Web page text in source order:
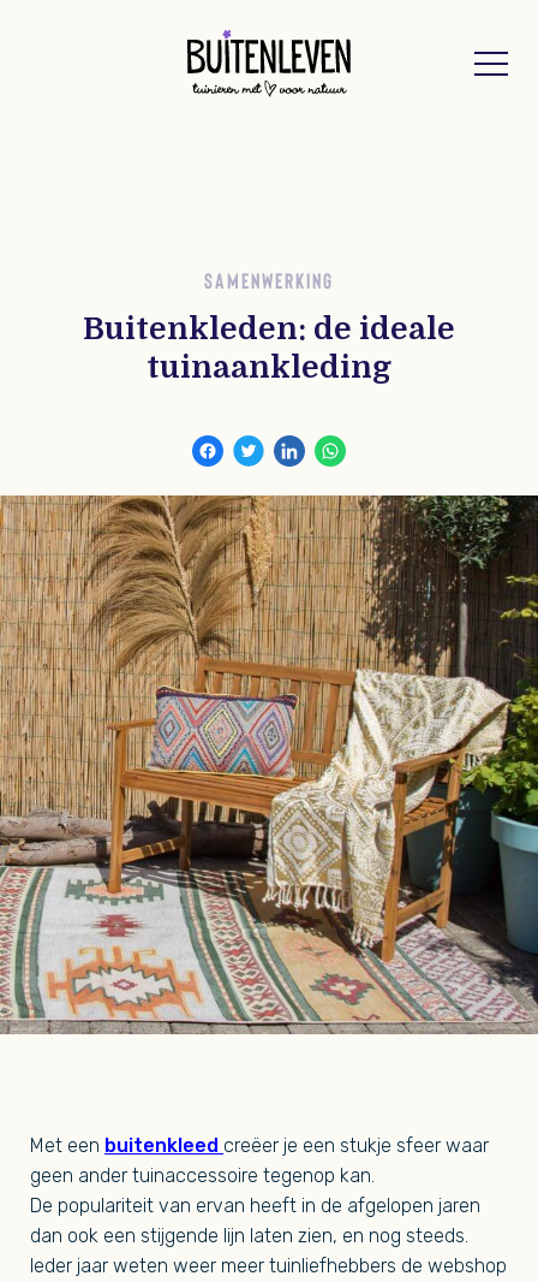
SAMENWERKING
Buitenkleden: de ideale
tuinaankleding
Met een buitenkleed creëer je een stukje sfeer waar
geen ander tuinaccessoire tegenop kan.
De populariteit van ervan heeft in de afgelopen jaren
dan ook een stijgende lijn laten zien, en nog steeds.
Ieder jaar weten weer meer tuinliefhebbers de webshop